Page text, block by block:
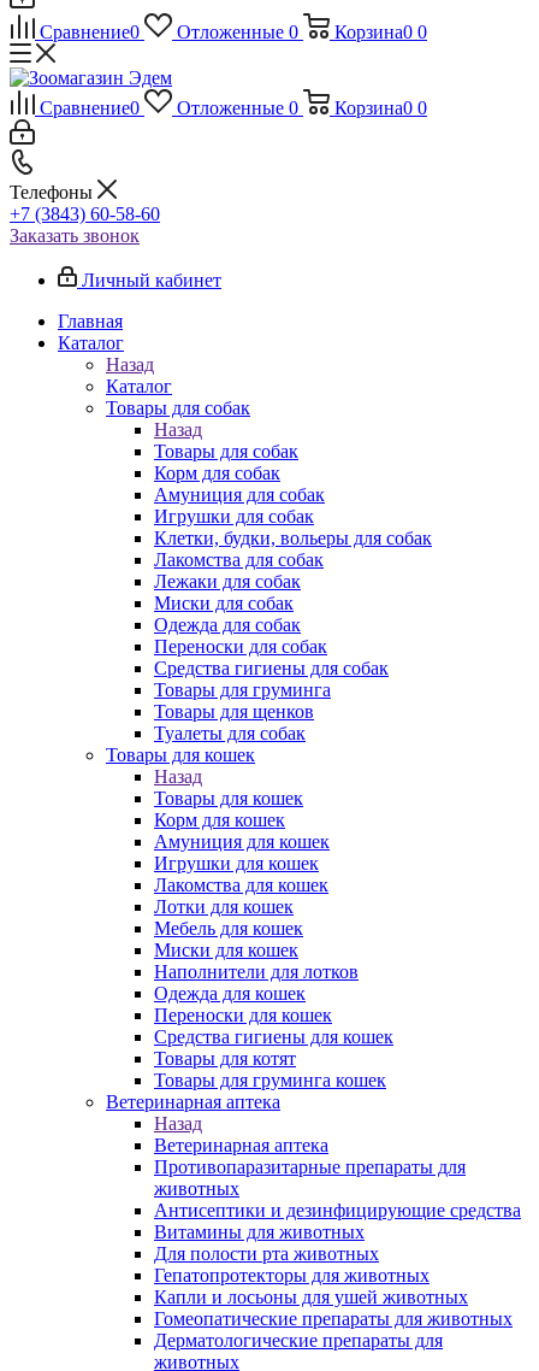
Сравнение0 Отложенные 0 Корзина0 0
Сравнение0 Отложенные 0 Корзина0 0
Телефоны
+7 (3843) 60-58-60
Заказать звонок
Личный кабинет
Главная
Каталог
Назад
Каталог
Товары для собак
Назад
Товары для собак
Корм для собак
Амуниция для собак
Игрушки для собак
Клетки, будки, вольеры для собак
Лакомства для собак
Лежаки для собак
Миски для собак
Одежда для собак
Переноски для собак
Средства гигиены для собак
Товары для груминга
Товары для щенков
Туалеты для собак
Товары для кошек
Назад
Товары для кошек
Корм для кошек
Амуниция для кошек
Игрушки для кошек
Лакомства для кошек
Лотки для кошек
Мебель для кошек
Миски для кошек
Наполнители для лотков
Одежда для кошек
Переноски для кошек
Средства гигиены для кошек
Товары для котят
Товары для груминга кошек
Ветеринарная аптека
Назад
Ветеринарная аптека
Противопаразитарные препараты для
животных
Антисептики и дезинфицирующие средства
Витамины для животных
Для полости рта животных
Гепатопротекторы для животных
Капли и лосьоны для ушей животных
Гомеопатические препараты для животных
Дерматологические препараты для
животных